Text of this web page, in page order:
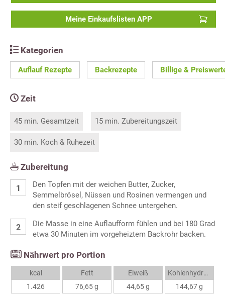
Meine Einkaufslisten APP
Kategorien
Auflauf Rezepte Backrezepte Billige &
Zeit
45 min. Gesamtzeit 15 min. Zubereitungszeit
30 min. Koch & Ruhezeit
Zubereitung
Den Topfen mit der weichen Butter, Zucker,
Semmelbrösel, Nüssen und Rosinen vermengen und
den steif geschlagenen Schnee untergehen.
Die Masse in eine Auflaufform fühlen und bei 180 Grad
etwa 30 Minuten im vorgeheiztem Backrohr backen.
Nährwert pro Portion
kcal
1.426
Fett
76,65 g
Eiweiß
44,65 g
Kohlenhydrate
144,67 g